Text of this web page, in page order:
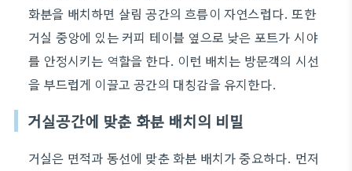
화분을 배치하면 살림 공간의 흐름이 자연스럽다. 또한
거실 중앙에 있는 커피 테이블 옆으로 낮은 포트가 시야
를 안정시키는 역할을 한다. 이런 배치는 방문객의 시선
을 부드럽게 이끌고 공간의 대칭감을 유지한다.
거실공간에 맞춘 화분 배치의 비밀
거실은 면적과 동선에 맞춘 화분 배치가 중요하다. 먼저